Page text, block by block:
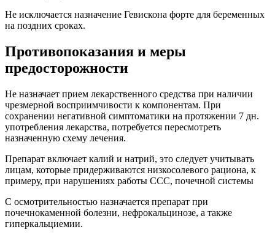
Не исключается назначение Гевискона форте для беременных
на поздних сроках.
Противопоказания и меры
предосторожности
Не назначает прием лекарственного средства при наличии
чрезмерной восприимчивости к компонентам. При
сохранении негативной симптоматики на протяжении 7 дн.
употребления лекарства, потребуется пересмотреть
назначенную схему лечения.
Препарат включает калий и натрий, это следует учитывать
лицам, которые придерживаются низкосолевого рациона, к
примеру, при нарушениях работы ССС, почечной системы
С осмотрительностью назначается препарат при
почечнокаменной болезни, нефрокальцинозе, а также
гиперкальциемии.